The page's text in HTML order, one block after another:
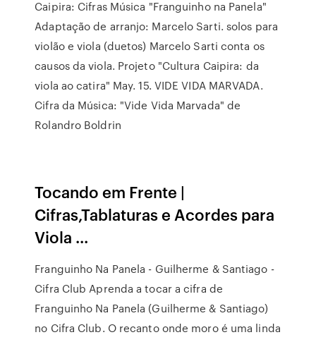
Caipira: Cifras Música "Franguinho na Panela"
Adaptação de arranjo: Marcelo Sarti. solos para
violão e viola (duetos) Marcelo Sarti conta os
causos da viola. Projeto "Cultura Caipira: da
viola ao catira" May. 15. VIDE VIDA MARVADA.
Cifra da Música: "Vide Vida Marvada" de
Rolandro Boldrin
Tocando em Frente |
Cifras,Tablaturas e Acordes para
Viola ...
Franguinho Na Panela - Guilherme & Santiago -
Cifra Club Aprenda a tocar a cifra de
Franguinho Na Panela (Guilherme & Santiago)
no Cifra Club. O recanto onde moro é uma linda